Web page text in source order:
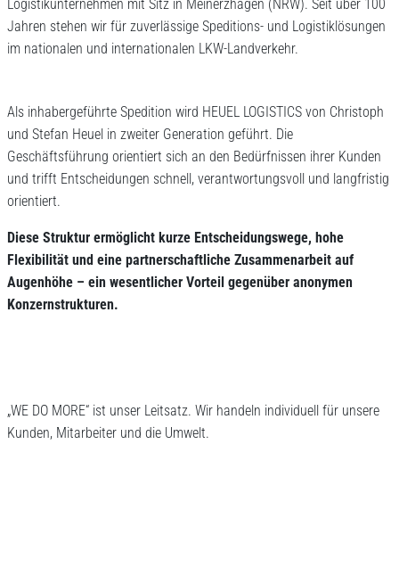
Logistikunternehmen mit Sitz in Meinerzhagen (NRW). Seit über 100
Jahren stehen wir für zuverlässige Speditions- und Logistiklösungen
im nationalen und internationalen LKW-Landverkehr.
Als inhabergeführte Spedition wird HEUEL LOGISTICS von Christoph
und Stefan Heuel in zweiter Generation geführt. Die
Geschäftsführung orientiert sich an den Bedürfnissen ihrer Kunden
und trifft Entscheidungen schnell, verantwortungsvoll und langfristig
orientiert.
Diese Struktur ermöglicht kurze Entscheidungswege, hohe
Flexibilität und eine partnerschaftliche Zusammenarbeit auf
Augenhöhe – ein wesentlicher Vorteil gegenüber anonymen
Konzernstrukturen.
„WE DO MORE“ ist unser Leitsatz. Wir handeln individuell für unsere
Kunden, Mitarbeiter und die Umwelt.